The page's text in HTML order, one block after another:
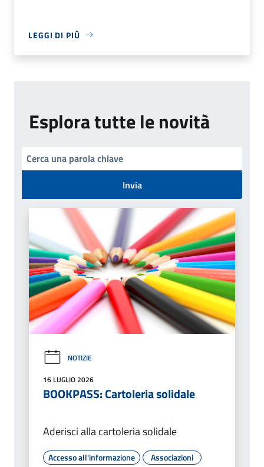
LEGGI DI PIÙ
Esplora tutte le novità
Invia
NOTIZIE
16 LUGLIO 2026
BOOKPASS: Cartoleria solidale
Aderisci alla cartoleria solidale
Accesso all'informazione
Associazioni